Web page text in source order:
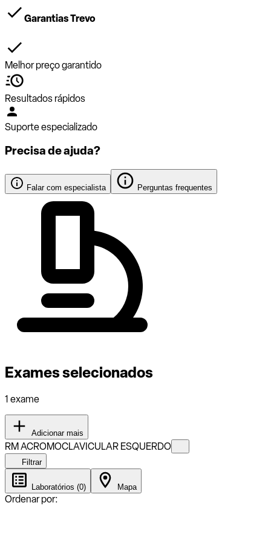
Garantias Trevo
Melhor preço garantido
Resultados rápidos
Suporte especializado
Precisa de ajuda?
Falar com especialista Perguntas frequentes
Exames selecionados
1 exame
Adicionar mais
RM ACROMOCLAVICULAR ESQUERDO
Filtrar
Laboratórios (0) Mapa
Ordenar por: